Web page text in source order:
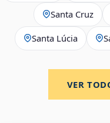
Santa Cruz
Santa Lúcia
VER